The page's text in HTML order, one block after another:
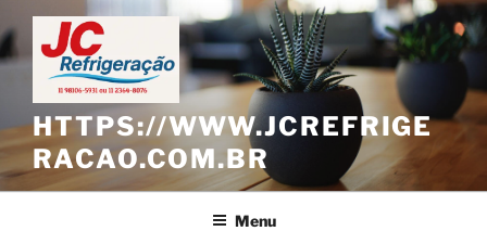
Pular
para
o
conteúdo
HTTPS://WWW.JCREFRIGE
RACAO.COM.BR
Menu